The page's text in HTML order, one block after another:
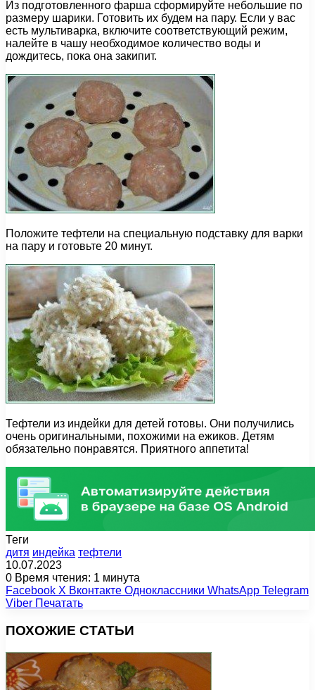
Из подготовленного фарша сформируйте небольшие по
размеру шарики. Готовить их будем на пару. Если у вас
есть мультиварка, включите соответствующий режим,
налейте в чашу необходимое количество воды и
дождитесь, пока она закипит.
Положите тефтели на специальную подставку для варки
на пару и готовьте 20 минут.
Тефтели из индейки для детей готовы. Они получились
очень оригинальными, похожими на ежиков. Детям
обязательно понравятся. Приятного аппетита!
Теги
дитя индейка тефтели
10.07.2023
0 Время чтения: 1 минута
Facebook X Вконтакте Одноклассники WhatsApp Telegram
Viber Печатать
ПОХОЖИЕ СТАТЬИ